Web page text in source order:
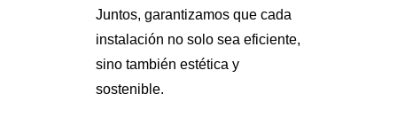
Juntos, garantizamos que cada
instalación no solo sea eficiente,
sino también estética y
sostenible.